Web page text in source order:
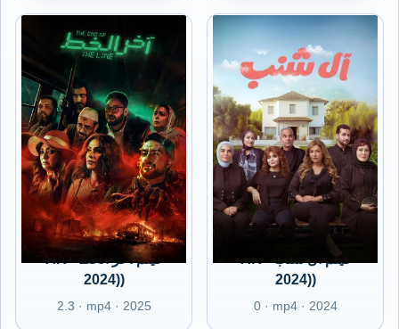
AR - فيلم آخر الخط
(2024)
2.3 · mp4 · 2025
(2024)
0 · mp4 · 2024